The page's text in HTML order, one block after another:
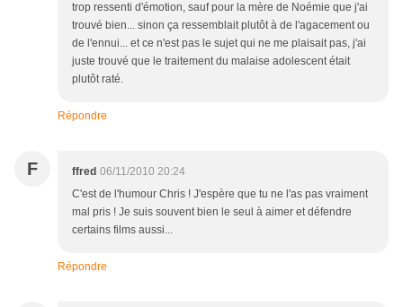
trop ressenti d'émotion, sauf pour la mère de Noémie que j'ai
trouvé bien... sinon ça ressemblait plutôt à de l'agacement ou
de l'ennui... et ce n'est pas le sujet qui ne me plaisait pas, j'ai
juste trouvé que le traitement du malaise adolescent était
plutôt raté.
Répondre
F ffred 06/11/2010 20:24
C'est de l'humour Chris ! J'espère que tu ne l'as pas vraiment
mal pris ! Je suis souvent bien le seul à aimer et défendre
certains films aussi...
Répondre